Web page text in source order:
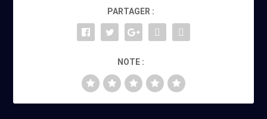
PARTAGER :
NOTE :